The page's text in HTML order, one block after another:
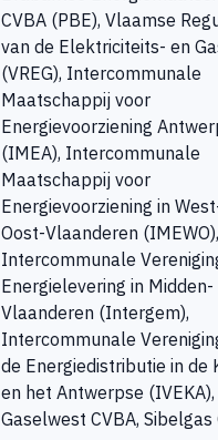
CVBA (PBE), Vlaamse
van de Elektriciteits- en
(VREG), Intercommunale
Maatschappij voor
Energievoorziening
(IMEA), Intercommunale
Maatschappij voor
Energievoorziening in
Oost-Vlaanderen (IMEWO),
Intercommunale
Energielevering in Midden-
Vlaanderen (Intergem),
Intercommunale
de Energiedistributie in de
en het Antwerpse
Gaselwest CVBA, Sibelgas